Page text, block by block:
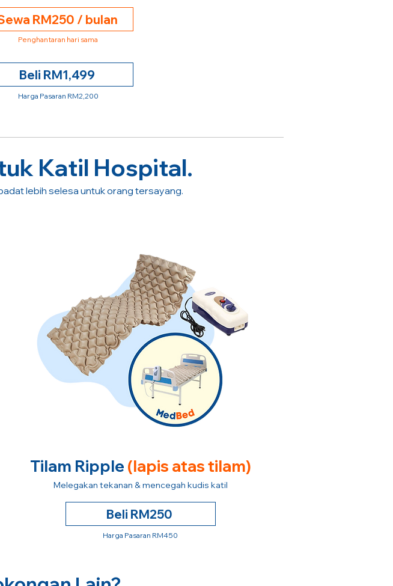
RM250 / bulan
Penghantaran hari sama
Beli RM1,499
Harga Pasaran RM2,200
Katil Hospital.
lebih selesa untuk orang tersayang.
Tilam Ripple (lapis atas tilam)
Melegakan tekanan & mencegah kudis katil
Beli RM250
Harga Pasaran RM450